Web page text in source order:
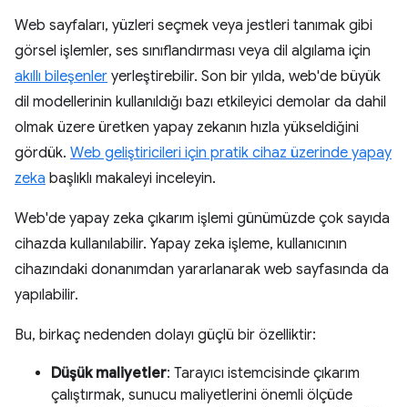
Web sayfaları, yüzleri seçmek veya jestleri tanımak gibi
görsel işlemler, ses sınıflandırması veya dil algılama için
akıllı bileşenler yerleştirebilir. Son bir yılda, web'de büyük
dil modellerinin kullanıldığı bazı etkileyici demolar da dahil
olmak üzere üretken yapay zekanın hızla yükseldiğini
gördük. Web geliştiricileri için pratik cihaz üzerinde yapay
zeka başlıklı makaleyi inceleyin.
Web'de yapay zeka çıkarım işlemi günümüzde çok sayıda
cihazda kullanılabilir. Yapay zeka işleme, kullanıcının
cihazındaki donanımdan yararlanarak web sayfasında da
yapılabilir.
Bu, birkaç nedenden dolayı güçlü bir özelliktir:
Düşük maliyetler: Tarayıcı istemcisinde çıkarım
çalıştırmak, sunucu maliyetlerini önemli ölçüde